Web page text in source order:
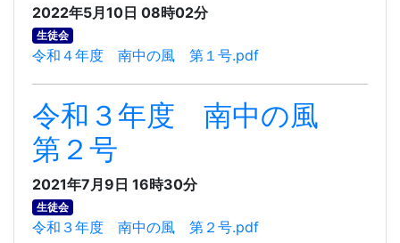
2022年5月10日 08時02分
生徒会
令和４年度 南中の風 第１号.pdf
令和３年度 南中の風
第２号
2021年7月9日 16時30分
生徒会
令和３年度 南中の風 第２号.pdf